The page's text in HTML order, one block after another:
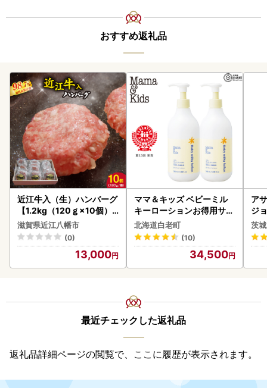
おすすめ返礼品
近江牛入（生）ハンバーグ
【1.2kg（120ｇ×10個）
】【AG09W】
滋賀県近江八幡市
(0)
13,000
ママ＆キッズ ベビーミル
キーローションお得用サイ
ズ 380ml 2本セット CH21
0
北海道白老町
(10)
34,500
ア
ジ
(1ケース)
ビ
茨
最近チェックした返礼品
返礼品詳細ページの閲覧で、ここに履歴が表示されます。